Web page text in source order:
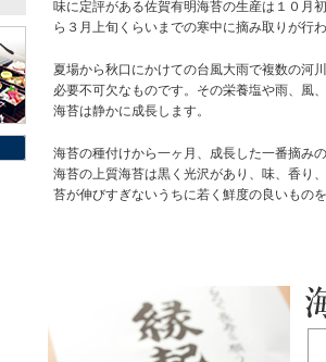
味に定評がある佐賀有明海苔の生産は１０月
ら３月上旬くらいまでの寒中に摘み取りが行わ
夏場から秋口にかけての台風大雨で複数の河
必要不可欠なものです。その栄養塩や雨、風
海苔は静かに成長します。
海苔の種付けから一ヶ月、成長した一番摘み
海苔の上質海苔は黒く光沢があり、味、香り
苔が伸びすぎないうちに若く鮮度の良いもの